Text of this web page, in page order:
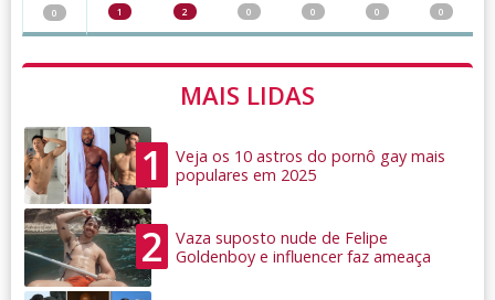
0 1 2 0 0 0 0
MAIS LIDAS
1
Veja os 10 astros do pornô gay mais
populares em 2025
2
Vaza suposto nude de Felipe
Goldenboy e influencer faz ameaça